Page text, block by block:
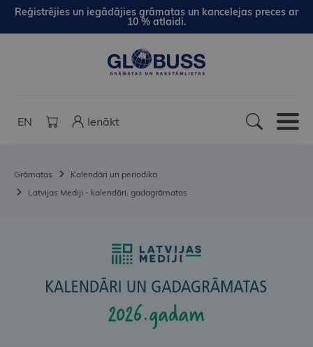
Reģistrējies un iegādājies grāmatas un kancelejas preces ar
10 % atlaidi.
EN Ienākt
Grāmatas
Kalendāri un periodika
Latvijas Mediji - kalendāri, gadagrāmatas